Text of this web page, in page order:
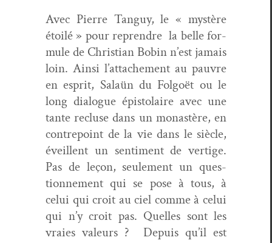
Avec Pierre Tan­guy, le « mys­tère
étoilé » pour repren­dre la belle for­
mule de Chris­t­ian Bobin n’est jamais
loin. Ain­si l’attachement au pau­vre
en esprit, Salaün du Fol­go­ët ou le
long dia­logue épis­to­laire avec une
tante recluse dans un monastère, en
con­tre­point de la vie dans le siè­cle,
éveil­lent un sen­ti­ment de ver­tige.
Pas de leçon, seule­ment un ques­
tion­nement qui se pose à tous, à
celui qui croit au ciel comme à celui
qui n’y croit pas. Quelles sont les
vraies valeurs ? Depuis qu’il est